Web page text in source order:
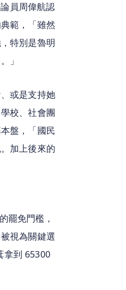
員周偉航認
範，「雖然
特別是魯明
」
或是支持她
校、社會團
盤，「國民
加上後來的
罷免門檻，
視為關鍵選
拿到 65300